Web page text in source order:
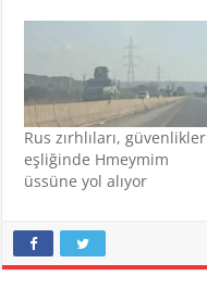
Rus zırhlıları, güvenlikler
eşliğinde Hmeymim
üssüne yol alıyor